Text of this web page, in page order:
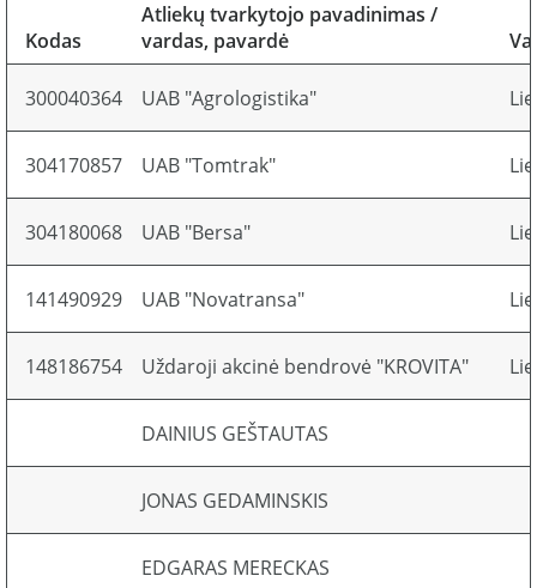
Kodas
Atliekų tvarkytojo pavadinimas /
vardas, pavardė
300040364 UAB "Agrologistika"
304170857 UAB "Tomtrak"
304180068 UAB "Bersa"
141490929 UAB "Novatransa"
148186754 Uždaroji akcinė bendrovė "KROVITA"
DAINIUS GEŠTAUTAS
JONAS GEDAMINSKIS
EDGARAS MERECKAS